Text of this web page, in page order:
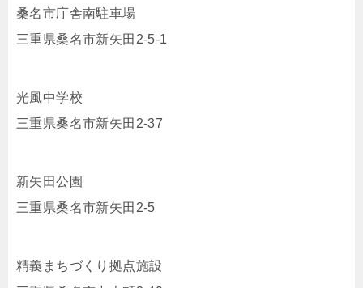
桑名市庁舎南駐車場
三重県桑名市新矢田2-5-1
光風中学校
三重県桑名市新矢田2-37
新矢田公園
三重県桑名市新矢田2-5
精義まちづくり拠点施設